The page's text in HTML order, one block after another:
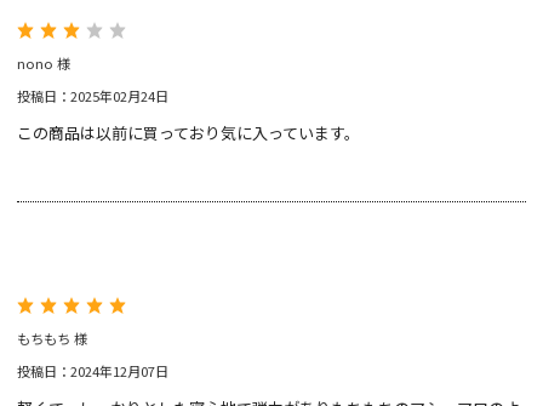
nono 様
投稿日：2025年02月24日
この商品は以前に買っており気に入っています。
もちもち 様
投稿日：2024年12月07日